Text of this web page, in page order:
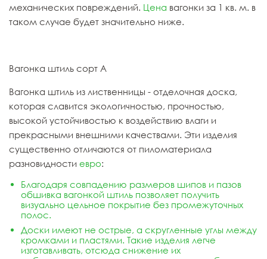
механических повреждений. Цена вагонки за 1 кв. м. в
таком случае будет значительно ниже.
Вагонка штиль сорт А
Вагонка штиль из лиственницы - отделочная доска,
которая славится экологичностью, прочностью,
высокой устойчивостью к воздействию влаги и
прекрасными внешними качествами. Эти изделия
существенно отличаются от пиломатериала
разновидности евро:
Благодаря совпадению размеров шипов и пазов
обшивка вагонкой штиль позволяет получить
визуально цельное покрытие без промежуточных
полос.
Доски имеют не острые, а скругленные углы между
кромками и пластями. Такие изделия легче
изготавливать, отсюда снижение их